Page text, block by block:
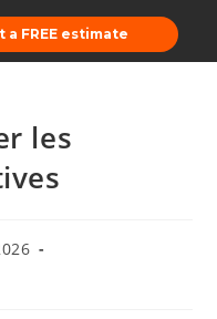
a FREE estimate
les